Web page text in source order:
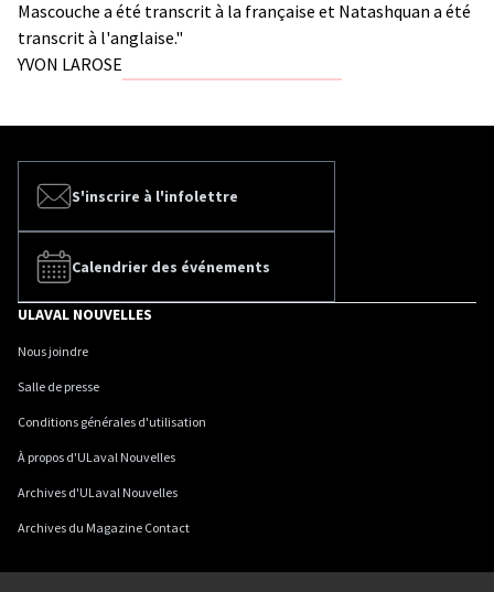
Mascouche a été transcrit à la française et Natashquan a été
transcrit à l'anglaise."
YVON LAROSE
S'inscrire à l'infolettre
Calendrier des événements
ULAVAL NOUVELLES
Nous joindre
Salle de presse
Conditions générales d'utilisation
À propos d'ULaval Nouvelles
Archives d'ULaval Nouvelles
Archives du Magazine Contact